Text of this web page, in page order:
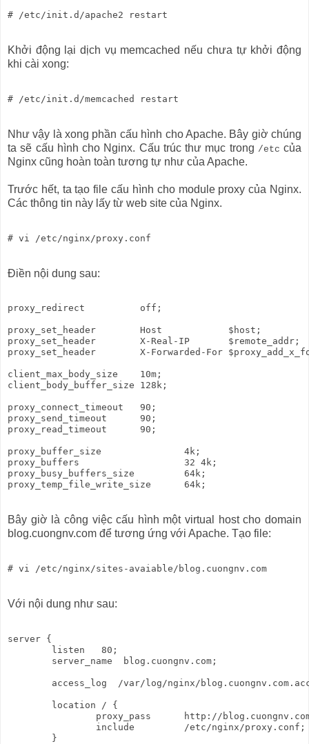
Khởi động lại dịch vụ memcached nếu chưa tự khởi động
khi cài xong:
Như vậy là xong phần cấu hình cho Apache. Bây giờ chúng
ta sẽ cấu hình cho Nginx. Cấu trúc thư mục trong /etc của
Nginx cũng hoàn toàn tương tự như của Apache.
Trước hết, ta tạo file cấu hình cho module proxy của Nginx.
Các thông tin này lấy từ web site của Nginx.
Điền nội dung sau:
proxy_redirect          off;
proxy_set_header        Host            $host;
proxy_set_header        X-Real-IP       $remote_addr;
proxy_set_header        X-Forwarded-For
client_max_body_size    10m;
client_body_buffer_size 128k;
proxy_connect_timeout   90;
proxy_send_timeout      90;
proxy_read_timeout      90;
proxy_buffer_size               4k;
proxy_buffers                   32 4k;
proxy_busy_buffers_size         64k;
Bây giờ là công việc cấu hình một virtual host cho domain
blog.cuongnv.com để tương ứng với Apache. Tạo file:
Với nội dung như sau:
server {
        listen   80;
        server_name  blog.cuongnv.com;
access_log  /var/log/nginx/
        location / {
proxy_pass      http://
                include         /etc/nginx/proxy.conf;
        }